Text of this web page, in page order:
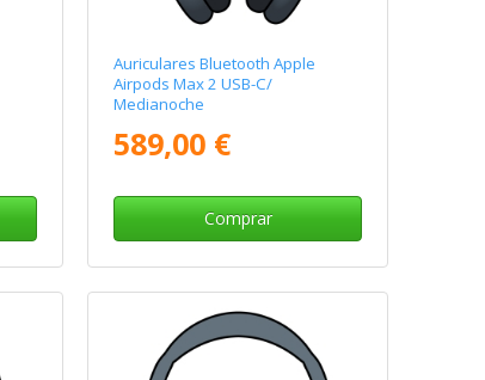
Auriculares Bluetooth Apple
Airpods Max 2 USB-C/
Medianoche
589,00 €
Comprar